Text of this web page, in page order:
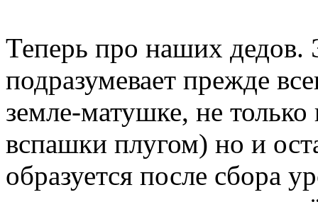
Теперь про наших дедов.
подразумевает прежде
земле-матушке, не только
вспашки плугом) но и
образуется после сбора